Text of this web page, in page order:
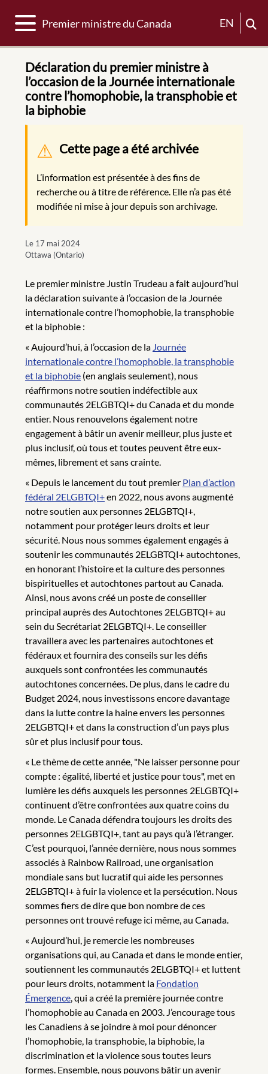
Basculer la navigation
Premier ministre du Canada EN
Déclaration du premier ministre à
l’occasion de la Journée internationale
contre l’homophobie, la transphobie et
la biphobie
Message d'avertissement
Cette page a été archivée
L’information est présentée à des fins de
recherche ou à titre de référence. Elle n’a pas été
modifiée ni mise à jour depuis son archivage.
Le 17 mai 2024
Ottawa (Ontario)
Le premier ministre Justin Trudeau a fait aujourd’hui
la déclaration suivante à l’occasion de la Journée
internationale contre l’homophobie, la transphobie
et la biphobie :
« Aujourd’hui, à l’occasion de la Journée
internationale contre l’homophobie, la transphobie
et la biphobie (en anglais seulement), nous
réaffirmons notre soutien indéfectible aux
communautés 2ELGBTQI+ du Canada et du monde
entier. Nous renouvelons également notre
engagement à bâtir un avenir meilleur, plus juste et
plus inclusif, où tous et toutes peuvent être eux-
mêmes, librement et sans crainte.
« Depuis le lancement du tout premier Plan d’action
fédéral 2ELGBTQI+en 2022, nous avons augmenté
notre soutien aux personnes 2ELGBTQI+,
notamment pour protéger leurs droits et leur
sécurité. Nous nous sommes également engagés à
soutenir les communautés 2ELGBTQI+ autochtones,
en honorant l’histoire et la culture des personnes
bispirituelles et autochtones partout au Canada.
Ainsi, nous avons créé un poste de conseiller
principal auprès des Autochtones 2ELGBTQI+ au
sein du Secrétariat 2ELGBTQI+. Le conseiller
travaillera avec les partenaires autochtones et
fédéraux et fournira des conseils sur les défis
auxquels sont confrontées les communautés
autochtones concernées. De plus, dans le cadre du
Budget 2024, nous investissons encore davantage
dans la lutte contre la haine envers les personnes
2ELGBTQI+ et dans la construction d’un pays plus
sûr et plus inclusif pour tous.
« Le thème de cette année, "Ne laisser personne pour
compte : égalité, liberté et justice pour tous", met en
lumière les défis auxquels les personnes 2ELGBTQI+
continuent d’être confrontées aux quatre coins du
monde. Le Canada défendra toujours les droits des
personnes 2ELGBTQI+, tant au pays qu’à l’étranger.
C’est pourquoi, l’année dernière, nous nous sommes
associés à Rainbow Railroad, une organisation
mondiale sans but lucratif qui aide les personnes
2ELGBTQI+ à fuir la violence et la persécution. Nous
sommes fiers de dire que bon nombre de ces
personnes ont trouvé refuge ici même, au Canada.
« Aujourd’hui, je remercie les nombreuses
organisations qui, au Canada et dans le monde entier,
soutiennent les communautés 2ELGBTQI+ et luttent
pour leurs droits, notamment la Fondation
Émergence , qui a créé la première journée contre
l’homophobie au Canada en 2003. J’encourage tous
les Canadiens à se joindre à moi pour dénoncer
l’homophobie, la transphobie, la biphobie, la
discrimination et la violence sous toutes leurs
formes. Ensemble, nous pouvons bâtir un avenir